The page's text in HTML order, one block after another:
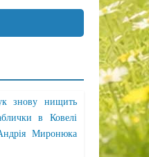
знову нищить
в Ковелі
Миронюка